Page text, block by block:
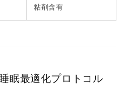
粘剤含有
眠最適化プロトコル